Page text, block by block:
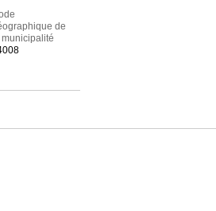
de
municipalité